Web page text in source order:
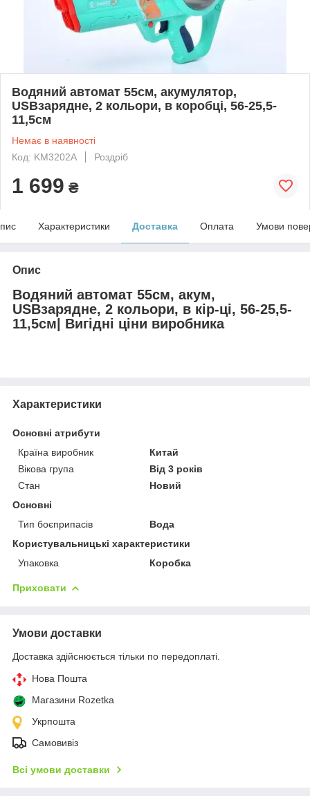
Водяний автомат 55см, акумулятор,
USBзарядне, 2 кольори, в коробці, 56-25,5-
11,5см
Немає в наявності
Код: KM3202A
Роздріб
1 699 ₴
Характеристики Доставка Оплата Умови
Опис
Водяний автомат 55см, акум,
USBзарядне, 2 кольори, в кір-ці, 56-25,5-
11,5см| Вигідні ціни виробника
Характеристики
Основні атрибути
Країна виробник
Китай
Вікова група
Від 3 років
Стан
Новий
Основні
Тип боєприпасів
Вода
Користувальницькі характеристики
Упаковка
Коробка
Приховати
Умови доставки
Доставка здійснюється тільки по передоплаті.
Нова Пошта
Магазини Rozetka
Укрпошта
Самовивіз
Всі умови доставки